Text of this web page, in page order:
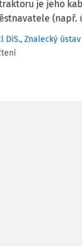
je jeho
DiS., Znalecký